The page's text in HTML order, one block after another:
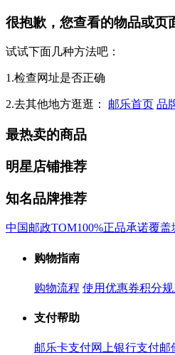
很抱歉，您查看的物品或页
试试下面几种方法吧：
1.检查网址是否正确
2.去其他地方逛逛： 邮乐首页 品
最热卖的商品
明星店铺推荐
知名品牌推荐
中国邮政TOM100%正品承诺覆盖
购物指南
购物流程 使用优惠券积分规
支付帮助
邮乐卡支付网上银行支付邮